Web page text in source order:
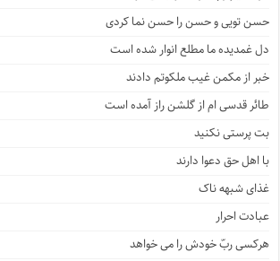
حسن تویی و حسن را حسن نما کردی
دل غمدیده ما مطلع انوار شده است
خبر از مکمن غیب ملکوتم دادند
طائر قدسی ام از گلشن راز آمده است
بت پرستی نکنید
با اهل حق دعوا دارند
غذای شبهه ناک
عبادت احرار
هرکسی ربّ خودش را می خواهد